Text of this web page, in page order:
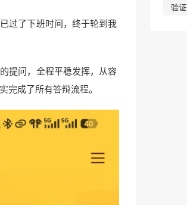
过了下班时间，终于轮到我
提问，全程平稳发挥，从容
完成了所有答辩流程。
验